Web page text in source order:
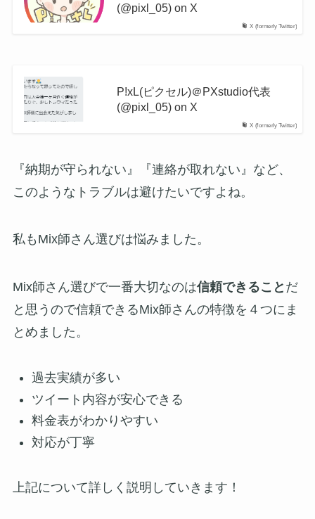
X (formerly Twitter)
(@pixl_05) on X
X (formerly Twitter)
P!xL(ピクセル)＠PXstudio代表
(@pixl_05) on X
『納期が守られない』『連絡が取れない』など、
このようなトラブルは避けたいですよね。
私もMix師さん選びは悩みました。
Mix師さん選びで一番大切なのは信頼できること だ
と思うので信頼できるMix師さんの特徴を４つにま
とめました。
過去実績が多い
ツイート内容が安心できる
料金表がわかりやすい
対応が丁寧
上記について詳しく説明していきます！